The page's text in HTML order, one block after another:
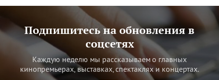
Подпишитесь на обновления в
соцсетях
Каждую неделю мы рассказываем о главных
кинопремьерах, выставках, спектаклях и концертах.